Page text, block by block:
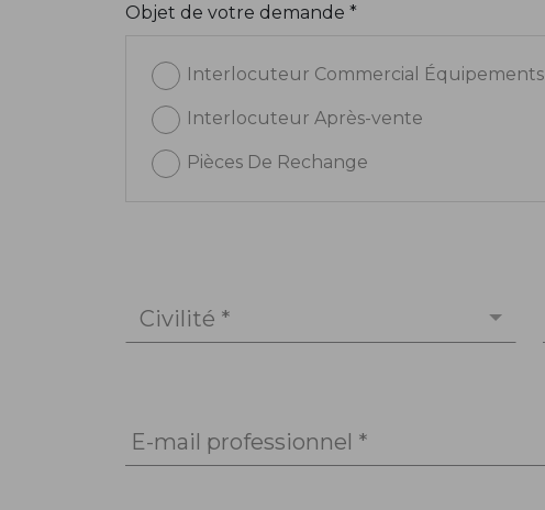
Objet de votre demande *
Interlocuteur Commercial Équipements
Interlocuteur Après-vente
Pièces De Rechange
Civilité *
E-mail professionnel *